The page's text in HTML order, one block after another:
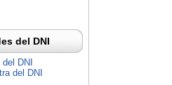
del DNI
DNI
del DNI